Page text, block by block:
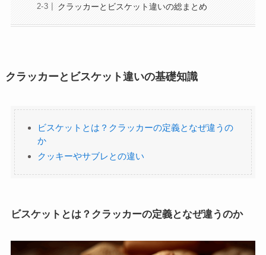
クラッカーとビスケット違いの総まとめ
クラッカーとビスケット違いの基礎知識
ビスケットとは？クラッカーの定義となぜ違うの
か
クッキーやサブレとの違い
ビスケットとは？クラッカーの定義となぜ違うのか